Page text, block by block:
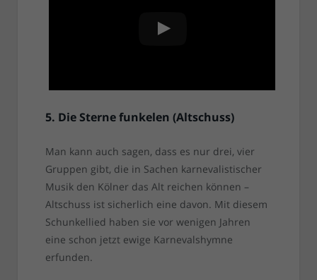
5. Die Sterne funkelen (Altschuss)
Man kann auch sagen, dass es nur drei, vier
Gruppen gibt, die in Sachen karnevalistischer
Musik den Kölner das Alt reichen können –
Altschuss ist sicherlich eine davon. Mit diesem
Schunkellied haben sie vor wenigen Jahren
eine schon jetzt ewige Karnevalshymne
erfunden.